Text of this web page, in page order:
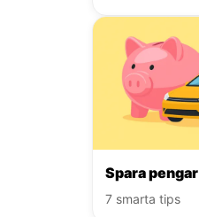
Spara pengar
7 smarta tips